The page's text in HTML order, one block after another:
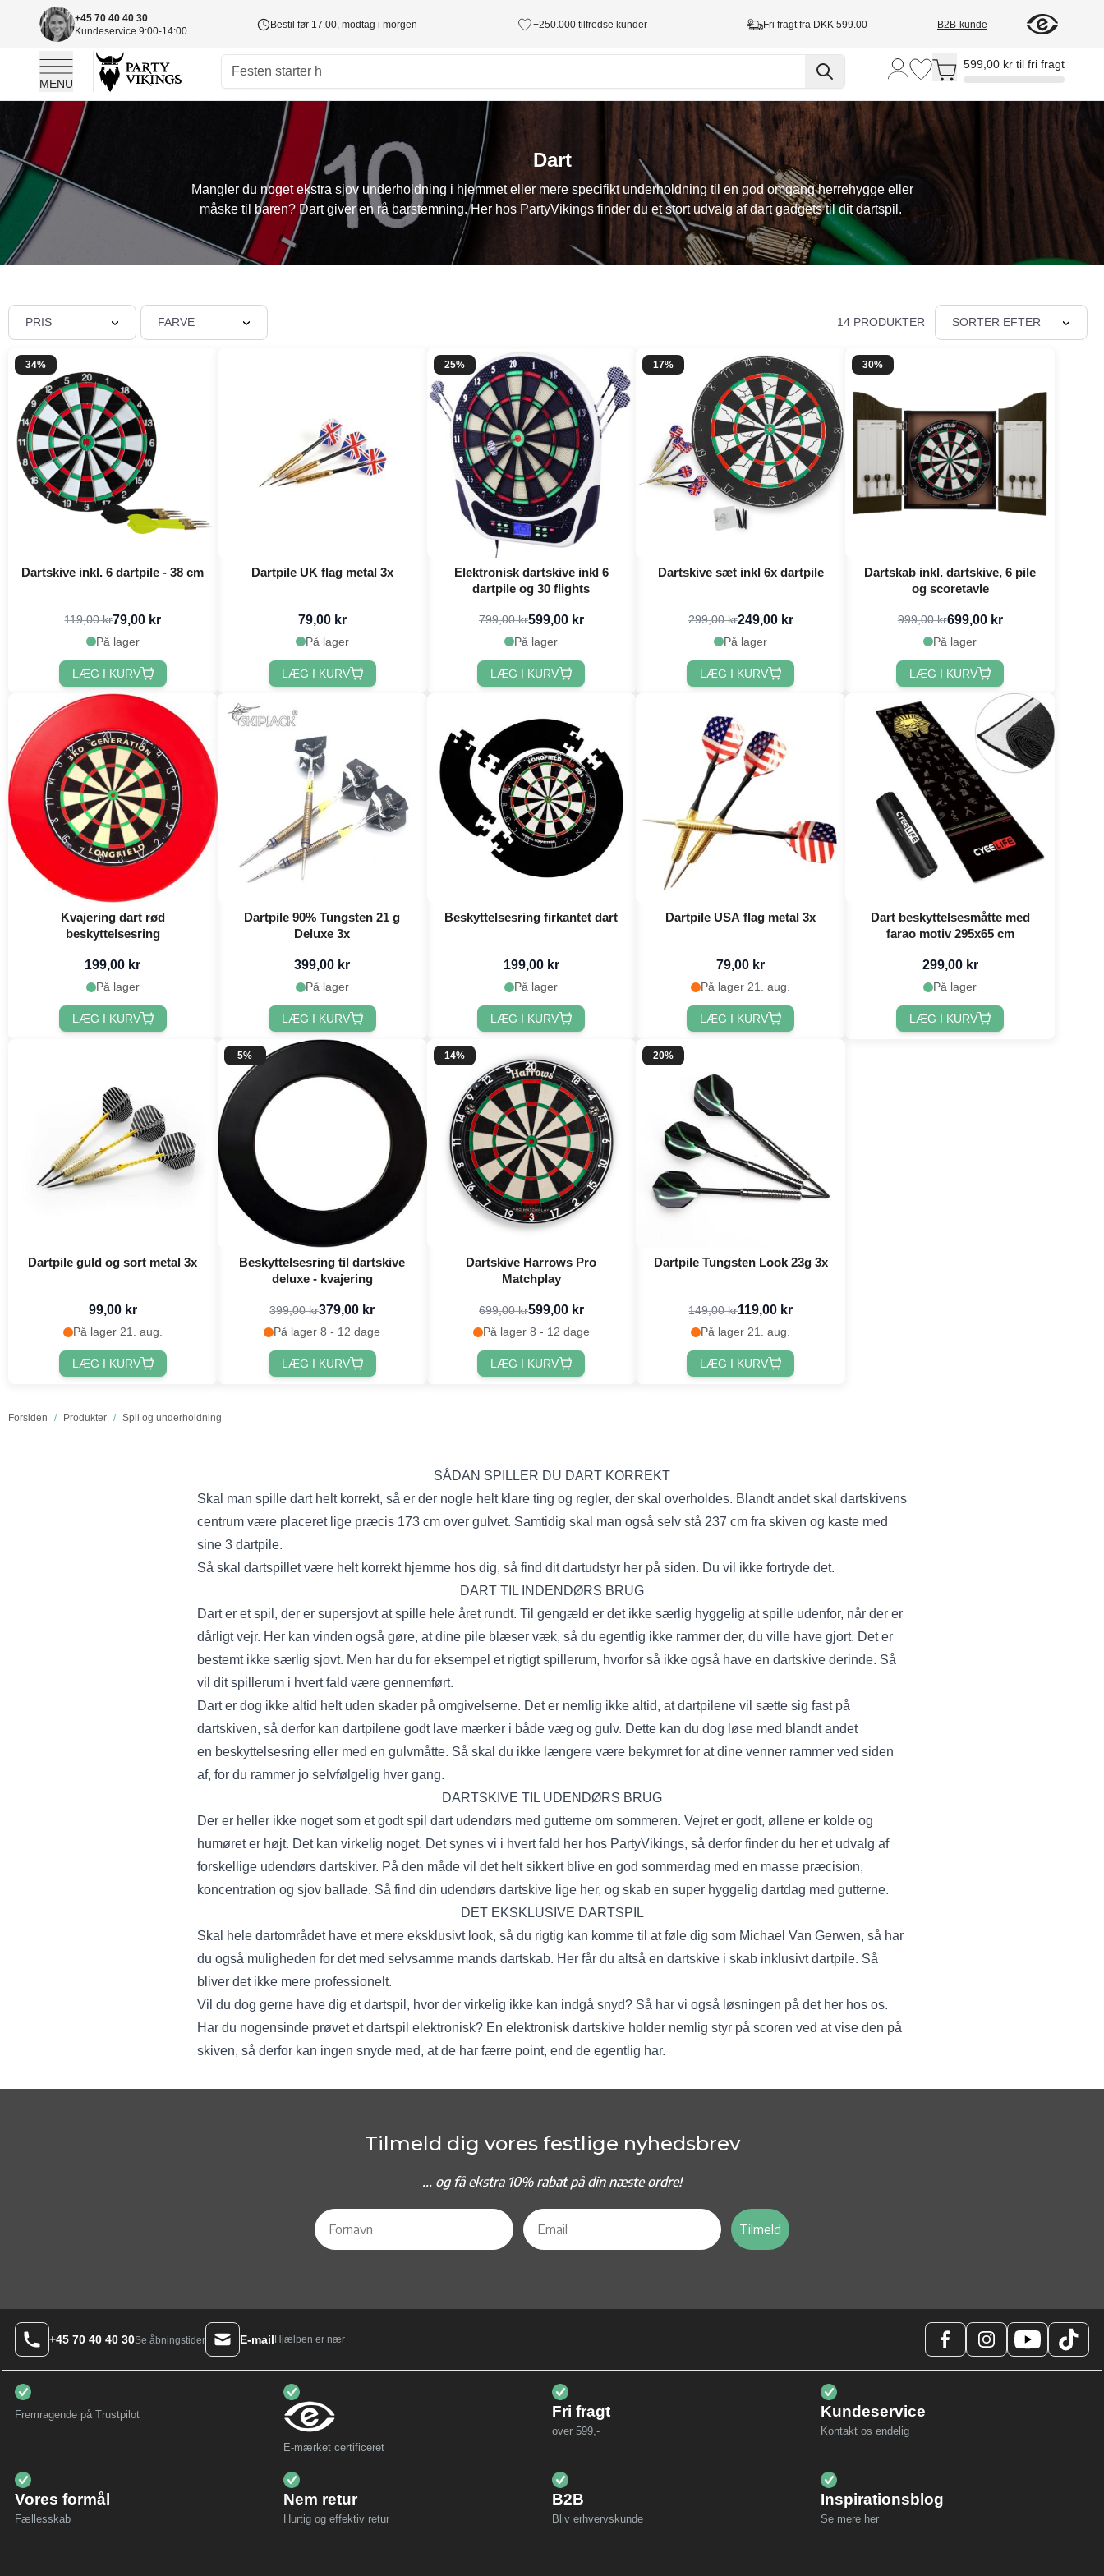
+45 70 40 40 30
Kundeservice 9:00-14:00
Bestil før 17.00, modtag i morgen +250.000 tilfredse kunder Fri fragt fra DKK 599.00 B2B-kunde
MENU
Toggle minicart, Cart is empty
599,00 kr til fri fragt
Skip to Content
Dart
Mangler du noget ekstra sjov underholdning i hjemmet eller mere specifikt underholdning til en god omgang herrehygge eller
måske til baren? Dart giver en rå barstemning. Her hos PartyVikings finder du et stort udvalg af dart gadgets til dit dartspil.
Forsiden / Produkter / Spil og underholdning
PRIS FARVE 14 PRODUKTER SORTER EFTER
34%
Dartskive inkl. 6 dartpile - 38 cm
119,00 kr79,00 kr
På lager
LÆG I KURV
Dartpile UK flag metal 3x
79,00 kr
På lager
LÆG I KURV
25%
Elektronisk dartskive inkl 6
dartpile og 30 flights
799,00 kr599,00 kr
På lager
LÆG I KURV
17%
Dartskive sæt inkl 6x dartpile
299,00 kr249,00 kr
På lager
LÆG I KURV
30%
Dartskab inkl. dartskive, 6 pile
og scoretavle
999,00 kr699,00 kr
På lager
LÆG I KURV
Kvajering dart rød
beskyttelsesring
199,00 kr
På lager
LÆG I KURV
Dartpile 90% Tungsten 21 g
Deluxe 3x
399,00 kr
På lager
LÆG I KURV
Beskyttelsesring firkantet dart
199,00 kr
På lager
LÆG I KURV
Dartpile USA flag metal 3x
79,00 kr
På lager 21. aug.
LÆG I KURV
Dart beskyttelsesmåtte med
farao motiv 295x65 cm
299,00 kr
På lager
LÆG I KURV
Dartpile guld og sort metal 3x
99,00 kr
På lager 21. aug.
LÆG I KURV
5%
Beskyttelsesring til dartskive
deluxe - kvajering
399,00 kr379,00 kr
På lager 8 - 12 dage
LÆG I KURV
14%
Dartskive Harrows Pro
Matchplay
699,00 kr599,00 kr
På lager 8 - 12 dage
LÆG I KURV
20%
Dartpile Tungsten Look 23g 3x
149,00 kr119,00 kr
På lager 21. aug.
LÆG I KURV
SÅDAN SPILLER DU DART KORREKT
Skal man spille dart helt korrekt, så er der nogle helt klare ting og regler, der skal overholdes. Blandt andet skal dartskivens
centrum være placeret lige præcis 173 cm over gulvet. Samtidig skal man også selv stå 237 cm fra skiven og kaste med
sine 3 dartpile.
Så skal dartspillet være helt korrekt hjemme hos dig, så find dit dartudstyr her på siden. Du vil ikke fortryde det.
DART TIL INDENDØRS BRUG
Dart er et spil, der er supersjovt at spille hele året rundt. Til gengæld er det ikke særlig hyggelig at spille udenfor, når der er
dårligt vejr. Her kan vinden også gøre, at dine pile blæser væk, så du egentlig ikke rammer der, du ville have gjort. Det er
bestemt ikke særlig sjovt. Men har du for eksempel et rigtigt spillerum, hvorfor så ikke også have en dartskive derinde. Så
vil dit spillerum i hvert fald være gennemført.
Dart er dog ikke altid helt uden skader på omgivelserne. Det er nemlig ikke altid, at dartpilene vil sætte sig fast på
dartskiven, så derfor kan dartpilene godt lave mærker i både væg og gulv. Dette kan du dog løse med blandt andet
en beskyttelsesring eller med en gulvmåtte. Så skal du ikke længere være bekymret for at dine venner rammer ved siden
af, for du rammer jo selvfølgelig hver gang.
DARTSKIVE TIL UDENDØRS BRUG
Der er heller ikke noget som et godt spil dart udendørs med gutterne om sommeren. Vejret er godt, øllene er kolde og
humøret er højt. Det kan virkelig noget. Det synes vi i hvert fald her hos PartyVikings, så derfor finder du her et udvalg af
forskellige udendørs dartskiver. På den måde vil det helt sikkert blive en god sommerdag med en masse præcision,
koncentration og sjov ballade. Så find din udendørs dartskive lige her, og skab en super hyggelig dartdag med gutterne.
DET EKSKLUSIVE DARTSPIL
Skal hele dartområdet have et mere eksklusivt look, så du rigtig kan komme til at føle dig som Michael Van Gerwen, så har
du også muligheden for det med selvsamme mands dartskab. Her får du altså en dartskive i skab inklusivt dartpile. Så
bliver det ikke mere professionelt.
Vil du dog gerne have dig et dartspil, hvor der virkelig ikke kan indgå snyd? Så har vi også løsningen på det her hos os.
Har du nogensinde prøvet et dartspil elektronisk? En elektronisk dartskive holder nemlig styr på scoren ved at vise den på
skiven, så derfor kan ingen snyde med, at de har færre point, end de egentlig har.
Tilmeld dig vores festlige nyhedsbrev
... og få ekstra 10% rabat på din næste ordre!
Tilmeld
+45 70 40 40 30Se åbningstider E-mail Hjælpen er nær
Fremragende på Trustpilot
E-mærket certificeret
Fri fragt
over 599,-
Kundeservice
Kontakt os endelig
Vores formål
Fællesskab
Nem retur
Hurtig og effektiv retur
B2B
Bliv erhvervskunde
Inspirationsblog
Se mere her